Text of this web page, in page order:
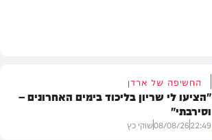
החשיפה של ארדן
"הציעו לי שריון בליכוד בימים האחרונים –
וסירבתי"
22:49
08/08/26שוקי כץ